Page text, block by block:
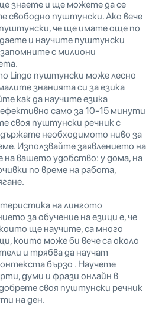
знаете и ще можете да се
свободно пуштунски. Ако вече
че ще имате още по
и научите пуштунски
с милиони
Lingo пуштунски може лесно
знанията си за езика
как да научите езика
само за 10-15 минути
своя пуштунски речник с
необходимото ниво за
Използвайте заявлението на
на вашето удобство: у дома, на
по време на работа,
на лингото
за обучение на езици е, че
ще научите, са много
които може би вече са около
и трябва да научат
бързо . Научете
думи и фрази онлайн в
своя пуштунски речник
на ден.